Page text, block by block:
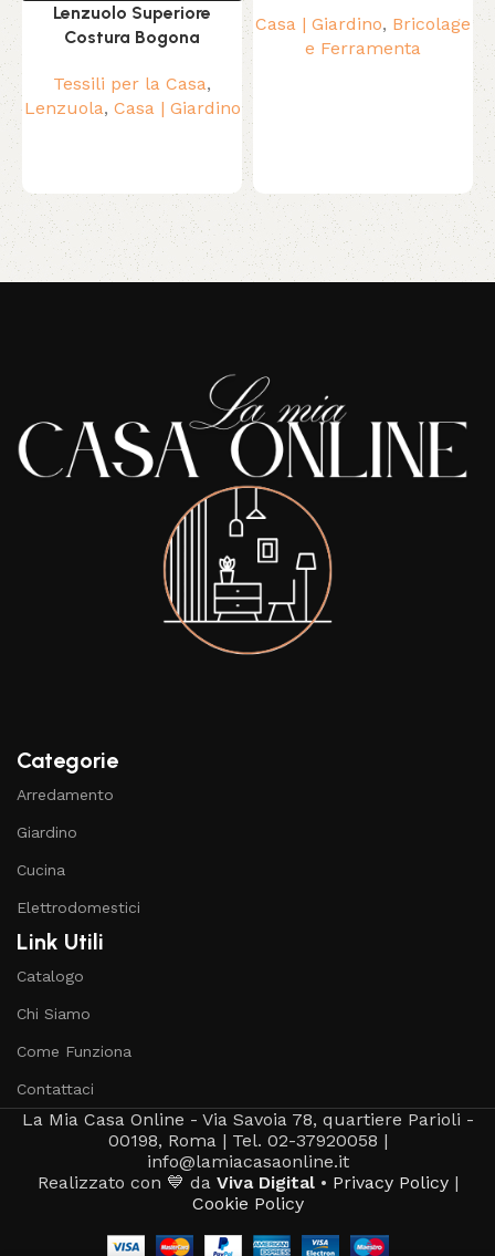
Lenzuolo Superiore
Costura Bogona
Tessili per la Casa,
Lenzuola, Casa | Giardino
Casa | Giardino, Bricolage
e Ferramenta
Read More
Categorie
Arredamento
Giardino
Cucina
Elettrodomestici
Link Utili
Catalogo
Chi Siamo
Come Funziona
Contattaci
La Mia Casa Online - Via Savoia 78, quartiere Parioli -
00198, Roma | Tel. 02-37920058 |
info@lamiacasaonline.it
Realizzato con 💙 da Viva Digital• Privacy Policy|
Cookie Policy